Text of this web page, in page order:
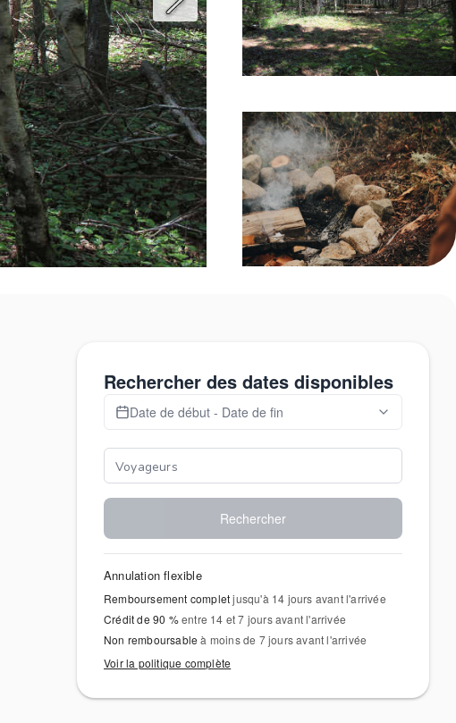
Rechercher des dates disponibles
Date de début - Date de fin
Rechercher
Annulation flexible
Remboursement completjusqu'à 14 jours avant l'arrivée
Crédit de 90 %entre 14 et 7 jours avant l'arrivée
Non remboursable à moins de 7 jours avant l'arrivée
Voir la politique complète